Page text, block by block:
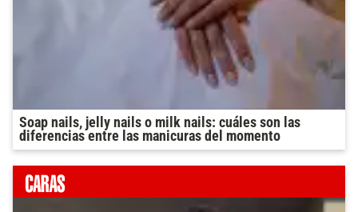
Soap nails, jelly nails o milk nails: cuáles son las
diferencias entre las manicuras del momento